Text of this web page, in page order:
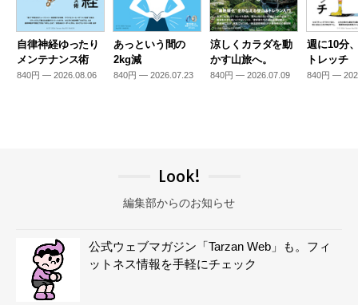
自律神経ゆったり
メンテナンス術
840円 — 2026.08.06
あっという間の
2kg減
840円 — 2026.07.23
涼しくカラダを動
かす山旅へ。
840円 — 2026.07.09
週に10分
トレッチ
840円 —
Look!
編集部からのお知らせ
公式ウェブマガジン「Tarzan Web」も。フィ
ットネス情報を手軽にチェック